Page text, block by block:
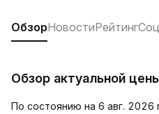
ОбзорНовостиРейтинг
Обзор актуальной
По состоянию на 6 авг. 2026